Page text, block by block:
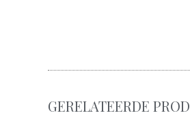
GERELATEERDE